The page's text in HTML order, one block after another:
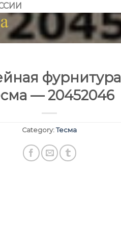
фурнитура |
— 20452046
Category: Тесма